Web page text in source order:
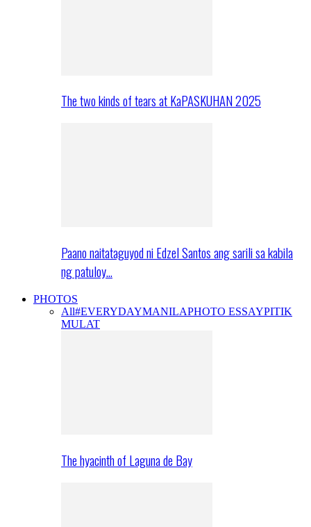
The two kinds of tears at KaPASKUHAN 2025
Paano naitataguyod ni Edzel Santos ang sarili sa kabila
ng patuloy…
PHOTOS
All#EVERYDAYMANILAPHOTO ESSAYPITIK
MULAT
The hyacinth of Laguna de Bay